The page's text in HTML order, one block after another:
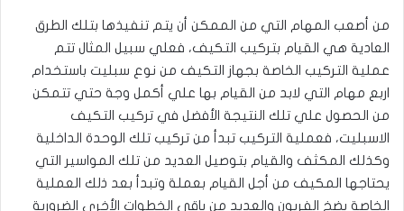
من أصعب المهام التي من الممكن أن يتم تنفيذها بتلك الطرق
العادية هي القيام بتركيب التكيف، فعلي سبيل المثال تتم
عملية التركيب الخاصة بجهاز التكيف من نوع سبليت باستخدام
اربع مهام التي لابد من القيام بها علي أكمل وجة حتي تتمكن
من الحصول علي تلك النتيجة الأفضل في تركيب التكيف
الاسبليت، فعملية التركيب تبدأ من تركيب تلك الوحدة الداخلية
وكذلك المكثف والقيام بتوصيل العديد من تلك المواسير التي
يحتاجها المكيف من أجل القيام بعملة وتبدأ بعد ذلك العملية
الخاصة بضخ الفريون والعديد من باقي الخطوات الأخرى الضرورية